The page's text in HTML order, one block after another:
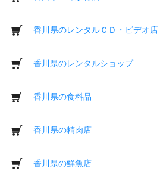
香川県のレンタルＣＤ・ビデオ店
香川県のレンタルショップ
香川県の食料品
香川県の精肉店
香川県の鮮魚店